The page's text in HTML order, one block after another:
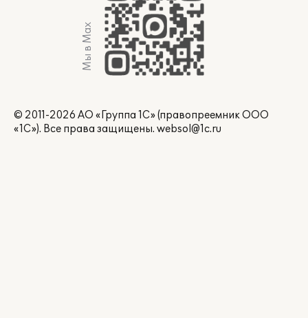
Мы в Max
© 2011-2026 АО «Группа 1С» (правопреемник ООО
«1С»). Все права защищены. websol@1c.ru